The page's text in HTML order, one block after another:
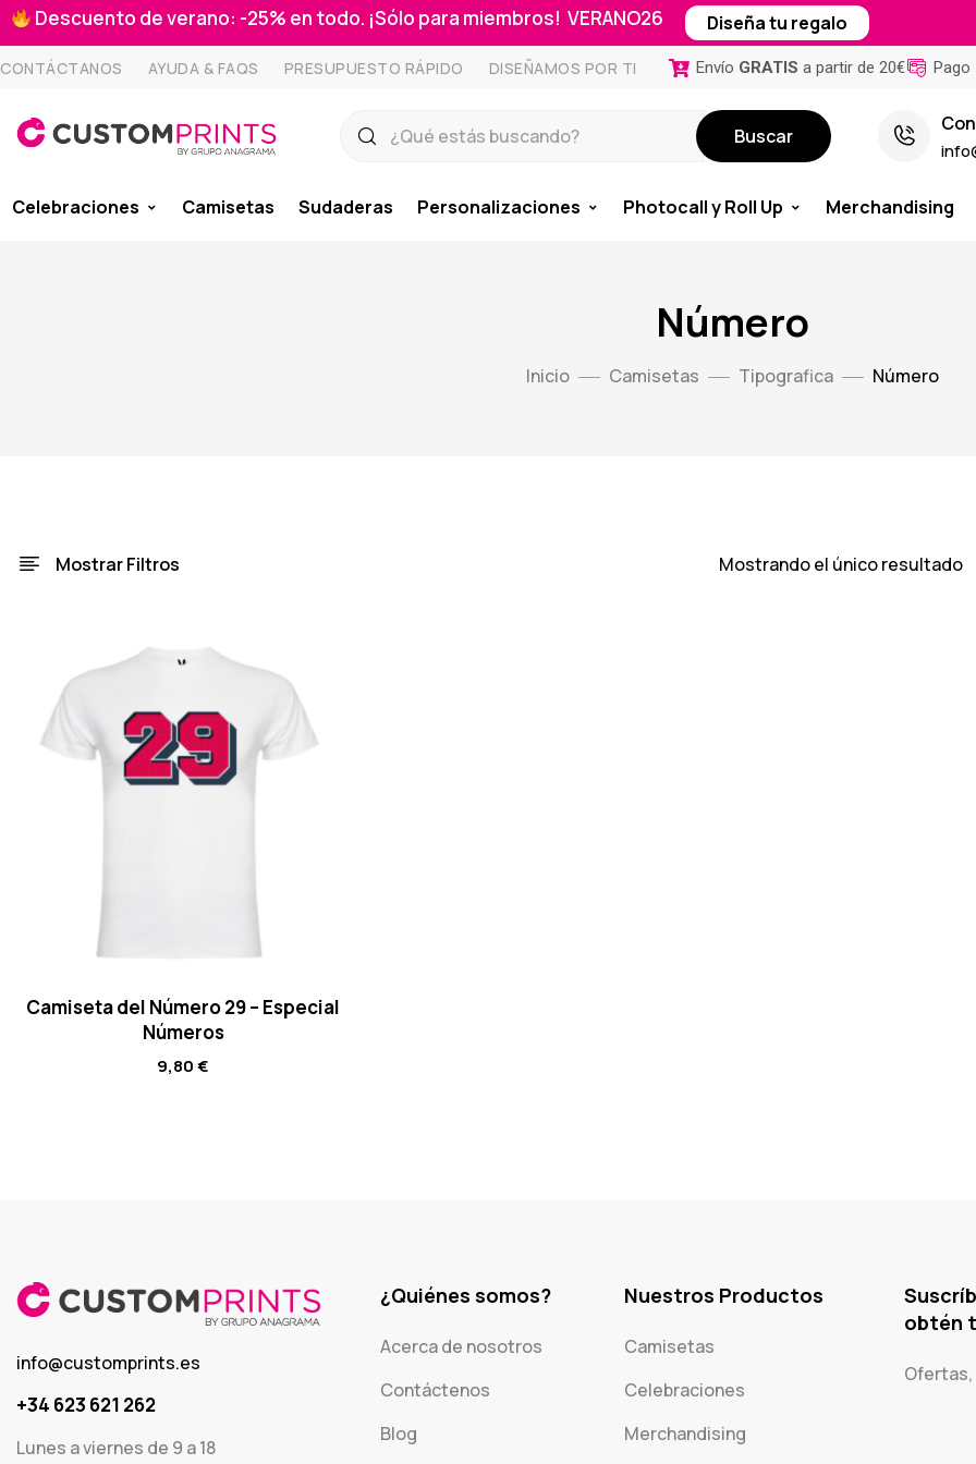
Descuento de verano: -25% en todo. ¡Sólo para miembros! VERANO26 Diseña tu regalo
CONTÁCTANOS AYUDA & FAQS PRESUPUESTO RÁPIDO DISEÑAMOS POR TI Envío GRATIS a partir de 20€ Pago
Buscar
Celebraciones Camisetas Sudaderas Personalizaciones Photocall y Roll Up Merchandising
Número
Inicio Camisetas Tipografica Número
Mostrar Filtros Mostrando el único resultado
Camiseta del Número 29 – Especial
Números
9,80€
info@customprints.es
+34 623 621 262
Lunes a viernes de 9 a 18
¿Quiénes somos?
Acerca de nosotros
Contáctenos
Blog
Nuestros Productos
Camisetas
Celebraciones
Merchandising
obtén